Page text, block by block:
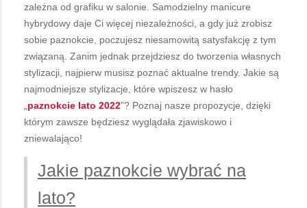
zależna od grafiku w salonie. Samodzielny manicure
hybrydowy daje Ci więcej niezależności, a gdy już zrobisz
sobie paznokcie, poczujesz niesamowitą satysfakcję z tym
związaną. Zanim jednak przejdziesz do tworzenia własnych
stylizacji, najpierw musisz poznać aktualne trendy. Jakie są
najmodniejsze stylizacje, które wpiszesz w hasło
paznokcie lato 2022”? Poznaj nasze propozycje, dzięki
którym zawsze będziesz wyglądała zjawiskowo i
zniewalająco!
Jakie paznokcie wybrać na
lato?